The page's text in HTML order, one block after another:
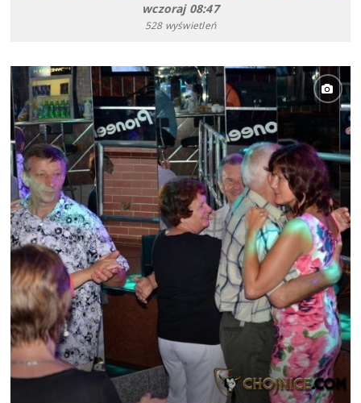
wczoraj 08:47
528 wyświetleń